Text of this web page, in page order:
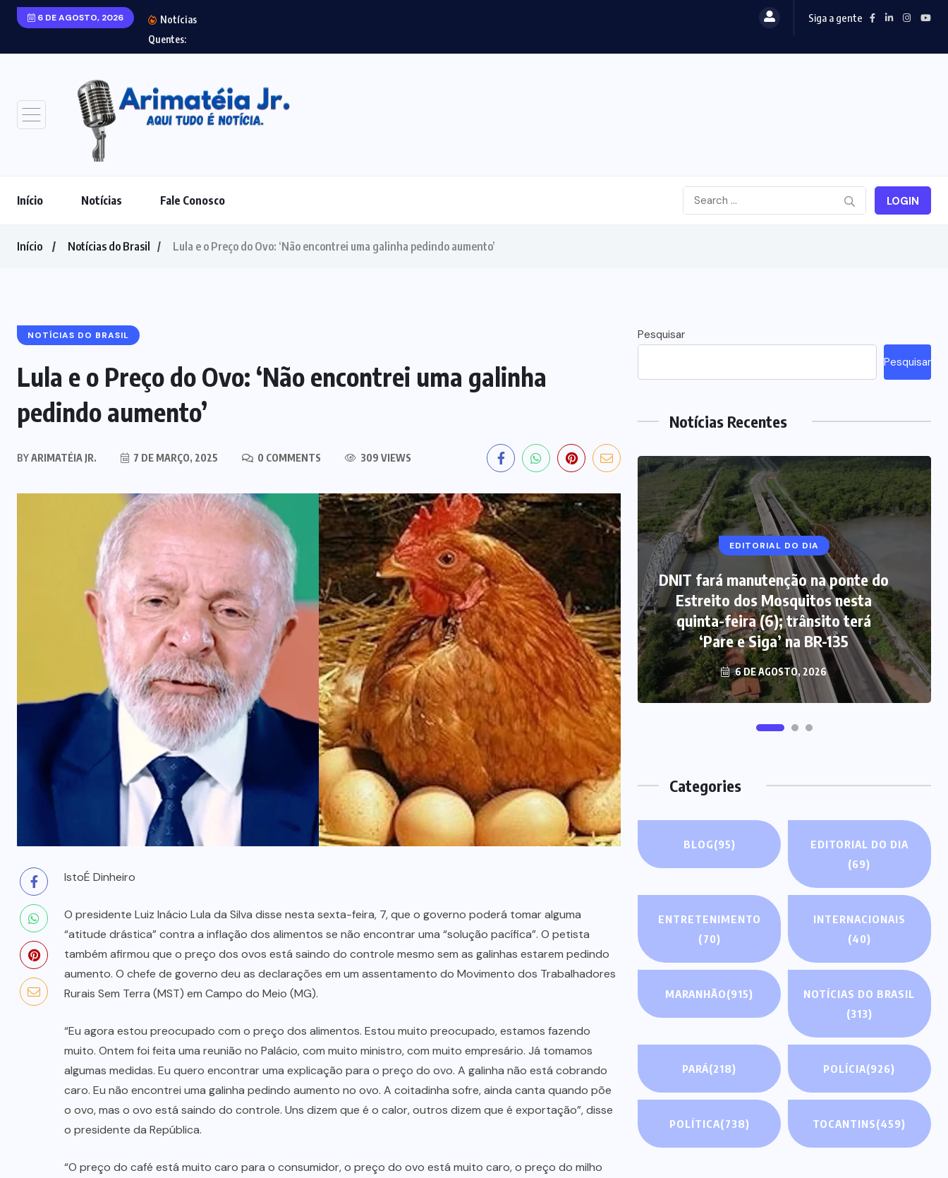
6 DE AGOSTO, 2026
Notícias
Quentes:
Siga a gente
Início Notícias Fale Conosco LOGIN
Início Notícias do Brasil Lula e o Preço do Ovo: ‘Não encontrei uma galinha pedindo aumento’
NOTÍCIAS DO BRASIL
Lula e o Preço do Ovo: ‘Não encontrei uma galinha
pedindo aumento’
BYARIMATÉIA JR. 7 DE MARÇO, 2025 0 COMMENTS 309 VIEWS
IstoÉ Dinheiro
O presidente Luiz Inácio Lula da Silva disse nesta sexta-feira, 7, que o governo poderá tomar alguma
“atitude drástica” contra a inflação dos alimentos se não encontrar uma “solução pacífica”. O petista
também afirmou que o preço dos ovos está saindo do controle mesmo sem as galinhas estarem pedindo
aumento. O chefe de governo deu as declarações em um assentamento do Movimento dos Trabalhadores
Rurais Sem Terra (MST) em Campo do Meio (MG).
“Eu agora estou preocupado com o preço dos alimentos. Estou muito preocupado, estamos fazendo
muito. Ontem foi feita uma reunião no Palácio, com muito ministro, com muito empresário. Já tomamos
algumas medidas. Eu quero encontrar uma explicação para o preço do ovo. A galinha não está cobrando
caro. Eu não encontrei uma galinha pedindo aumento no ovo. A coitadinha sofre, ainda canta quando põe
o ovo, mas o ovo está saindo do controle. Uns dizem que é o calor, outros dizem que é exportação”, disse
o presidente da República.
“O preço do café está muito caro para o consumidor, o preço do ovo está muito caro, o preço do milho
Pesquisar
Pesquisar
Notícias Recentes
EDITORIAL DO DIA
Mercado clandestino de canetas
emagrecedoras cresce mais de
300% no Maranhão
6 DE AGOSTO, 2026
MARANHÃO POLÍCIA
Picareta e martelo podem ter sido
usados por mãe para matar bebê
no Maranhão, diz polícia
5 DE AGOSTO, 2026
EDITORIAL DO DIA
DNIT fará manutenção na ponte do
Estreito dos Mosquitos nesta
quinta-feira (6); trânsito terá
‘Pare e Siga’ na BR-135
6 DE AGOSTO, 2026
Categories
BLOG(95)
EDITORIAL DO DIA
(69)
ENTRETENIMENTO
(70)
INTERNACIONAIS
(40)
MARANHÃO(915)
NOTÍCIAS DO BRASIL
(313)
PARÁ(218) POLÍCIA(926)
POLÍTICA(738) TOCANTINS(459)